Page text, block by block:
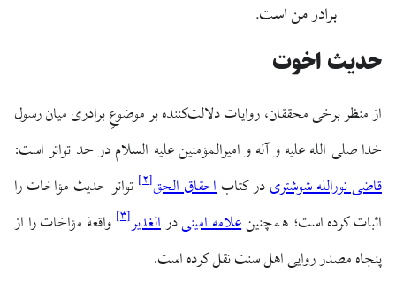
برادر من است.
حدیث اخوت
از منظر برخی محققان، روایات دلالت‌کننده بر موضوعِ برادری میان رسول
خدا صلی الله علیه و آله و امیرالمؤمنین علیه السلام در حد تواتر است:
قاضی نورالله شوشتریدر کتاباحقاق الحق[۲] تواتر حدیث مؤاخات را
اثبات کرده است؛ همچنینعلامه امینیدرالغدیر[۳] واقعهٔ مؤاخات را از
پنجاه مصدر روایی اهل سنت نقل کرده است.